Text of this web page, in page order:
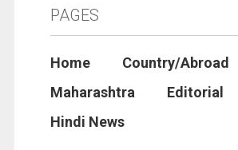
PAGES
Home
Country/Abroad
Maharashtra
Editorial
Hindi News